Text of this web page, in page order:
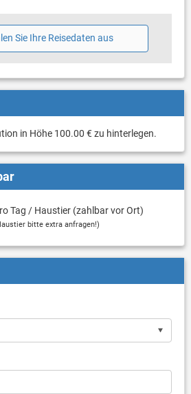
Sie Ihre Reisedaten aus
in Höhe 100.00 € zu hinterlegen.
Tag / Haustier (zahlbar vor Ort)
bitte extra anfragen!)